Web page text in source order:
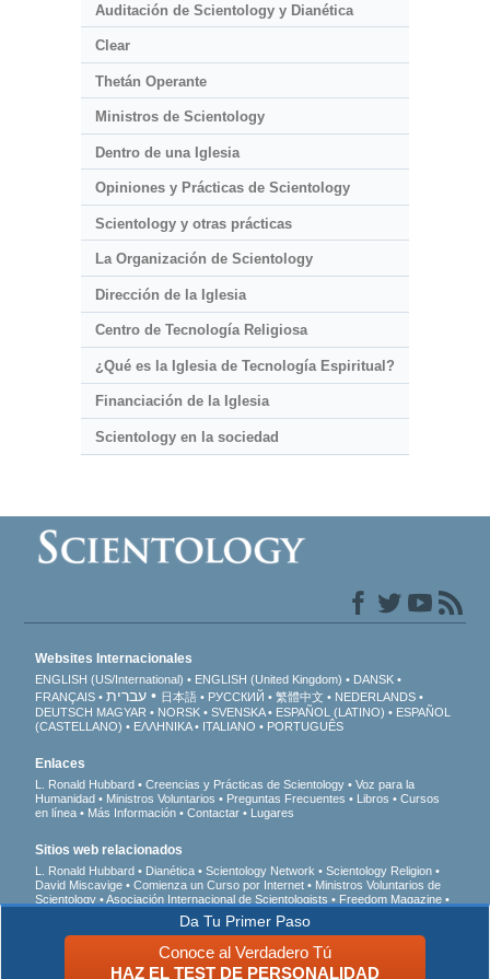
Auditación de Scientology y Dianética
Clear
Thetán Operante
Ministros de Scientology
Dentro de una Iglesia
Opiniones y Prácticas de Scientology
Scientology y otras prácticas
La Organización de Scientology
Dirección de la Iglesia
Centro de Tecnología Religiosa
¿Qué es la Iglesia de Tecnología Espiritual?
Financiación de la Iglesia
Scientology en la sociedad
Da Tu Primer Paso
Conoce al Verdadero Tú
HAZ EL TEST DE PERSONALIDAD
Websites Internacionales
ENGLISH (US/International) ENGLISH (United Kingdom)
DANSK
FRANÇAIS
עברית 日本語 РУССКИЙ 繁體中文
NEDERLANDS
DEUTSCH MAGYAR NORSK SVENSKA ESPAÑOL (LATINO)
ESPAÑOL
(CASTELLANO)
ΕΛΛΗΝΙΚA ITALIANO PORTUGUÊS
Enlaces
L. Ronald Hubbard Creencias y Prácticas de Scientology
Voz para la
Humanidad
Ministros Voluntarios Preguntas Frecuentes Libros
Cursos
en línea
Más Información Contactar Lugares
Sitios web relacionados
L. Ronald Hubbard Dianética Scientology Network
Scientology Religion
David Miscavige
Comienza un Curso por Internet
Ministros Voluntarios de
Scientology
Asociación Internacional de Scientologists
Freedom Magazine
En Apoyo de Un Mundo Sin Drogas
Jóvenes por los Derechos Humanos
Ciudadanos por los Derechos Humanos